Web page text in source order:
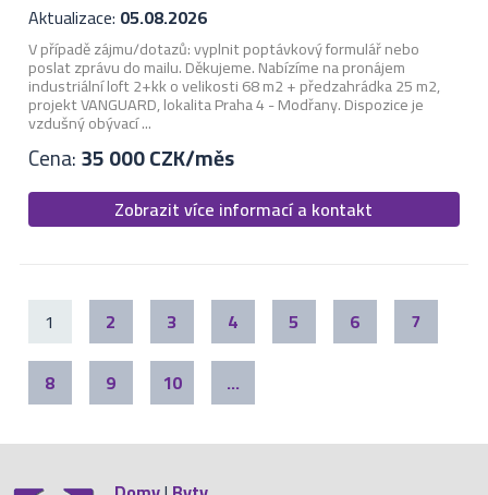
Aktualizace: 05.08.2026
V případě zájmu/dotazů: vyplnit poptávkový formulář nebo
poslat zprávu do mailu. Děkujeme. Nabízíme na pronájem
industriální loft 2+kk o velikosti 68 m2 + předzahrádka 25 m2,
projekt VANGUARD, lokalita Praha 4 - Modřany. Dispozice je
vzdušný obývací ...
Cena:35 000 CZK/měs
Zobrazit více informací a kontakt
1 2 3 4 5 6
7
8
9 10 ...